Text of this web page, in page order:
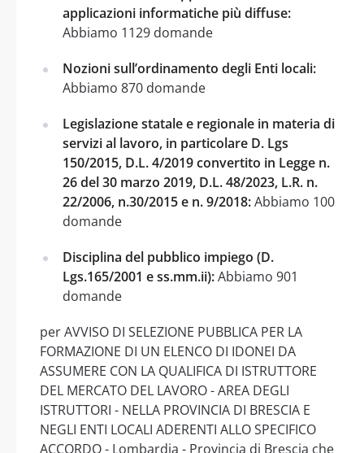
applicazioni informatiche più diffuse:
Abbiamo 1129 domande
Nozioni sull’ordinamento degli Enti locali:
Abbiamo 870 domande
Legislazione statale e regionale in materia di
servizi al lavoro, in particolare D. Lgs
150/2015, D.L. 4/2019 convertito in Legge n.
26 del 30 marzo 2019, D.L. 48/2023, L.R. n.
22/2006, n.30/2015 e n. 9/2018:Abbiamo 100
domande
Disciplina del pubblico impiego (D.
Lgs.165/2001 e ss.mm.ii):Abbiamo 901
domande
per AVVISO DI SELEZIONE PUBBLICA PER LA
FORMAZIONE DI UN ELENCO DI IDONEI DA
ASSUMERE CON LA QUALIFICA DI ISTRUTTORE
DEL MERCATO DEL LAVORO - AREA DEGLI
ISTRUTTORI - NELLA PROVINCIA DI BRESCIA E
NEGLI ENTI LOCALI ADERENTI ALLO SPECIFICO
ACCORDO - Lombardia - Provincia di Brescia che